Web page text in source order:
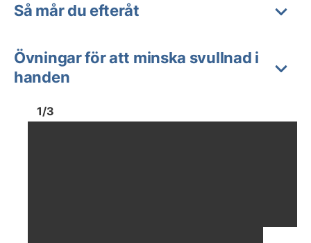
Så mår du efteråt
Övningar för att minska svullnad i
handen
Bild 1
1/3